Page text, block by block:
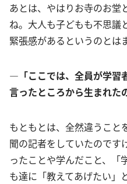
あとは、やはりお寺のお堂
ね。大人も子どもも不思議
緊張感があるというのとは
―「ここでは、全員が学習
言ったところから生まれた
もともとは、全然違うこと
聞の記者をしていたのです
ったことや学んだこと、「
も達に「教えてあげたい」